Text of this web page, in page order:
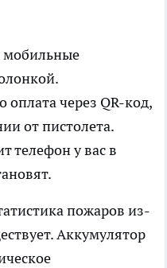
мобильные
через QR-код,
от пистолета.
телефон у вас в
пожаров из-
Аккумулятор